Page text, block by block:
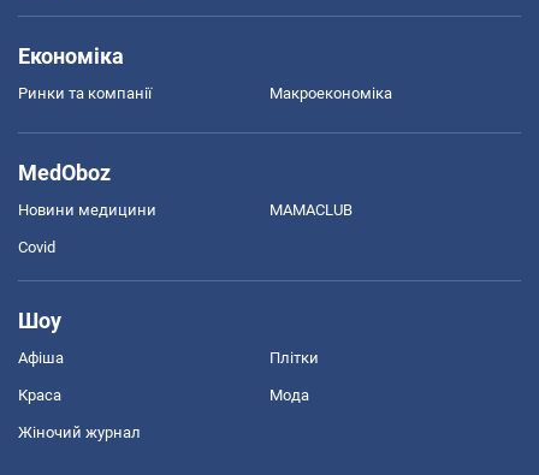
Економіка
Ринки та компанії Макроекономіка
MedOboz
Новини медицини MAMACLUB
Covid
Шоу
Афіша Плітки
Краса Мода
Жіночий журнал